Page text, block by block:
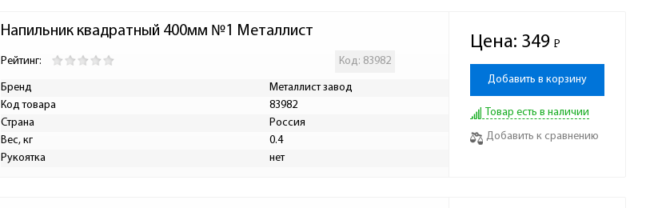
Напильник квадратный 400мм №1 Металлист
Рейтинг: Код: 83982
Бренд
Металлист завод
Код товара
83982
Страна
Россия
Вес, кг
0.4
Рукоятка
нет
Цена: 349 Р
-
Добавить в корзину
Товар есть в наличии
Добавить к сравнению